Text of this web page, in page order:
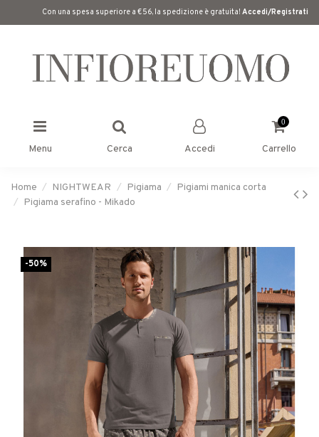
Con una spesa superiore a €56, la spedizione è gratuita! Accedi/Registrati
Menu Cerca Accedi
0
Carrello
Home NIGHTWEAR Pigiama
Pigiami manica corta
Pigiama serafino - Mikado
-50%